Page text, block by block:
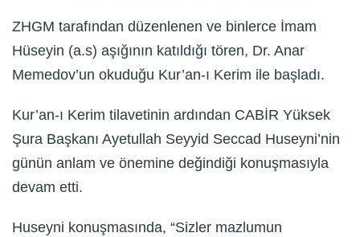
ZHGM tarafından düzenlenen ve binlerce İmam
Hüseyin (a.s) aşığının katıldığı tören, Dr. Anar
Memedov’un okuduğu Kur’an-ı Kerim ile başladı.
Kur’an-ı Kerim tilavetinin ardından CABİR Yüksek
Şura Başkanı Ayetullah Seyyid Seccad Huseyni’nin
günün anlam ve önemine değindiği konuşmasıyla
devam etti.
Huseyni konuşmasında, “Sizler mazlumun